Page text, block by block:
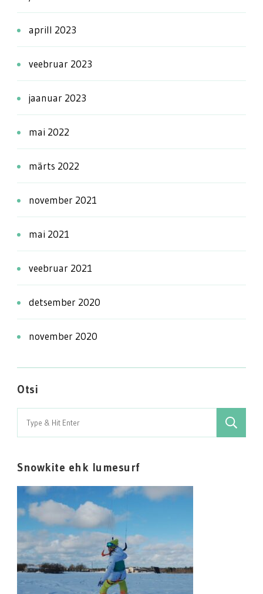
aprill 2023
veebruar 2023
jaanuar 2023
mai 2022
märts 2022
november 2021
mai 2021
veebruar 2021
detsember 2020
november 2020
Otsi
Search
for:
Snowkite ehk lumesurf